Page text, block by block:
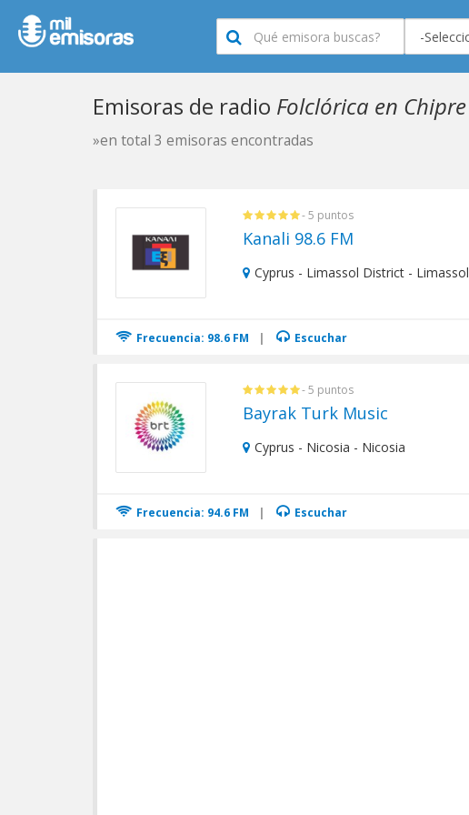
Emisoras de radio Folclórica en Chipre
»en total 3 emisoras encontradas
- 5 puntos
Kanali 98.6 FM
Cyprus - Limassol District - Limassol
Frecuencia: 98.6 FM | Escuchar
- 5 puntos
Bayrak Turk Music
Cyprus - Nicosia - Nicosia
Frecuencia: 94.6 FM | Escuchar